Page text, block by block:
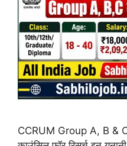
CCRUM Group A, B &